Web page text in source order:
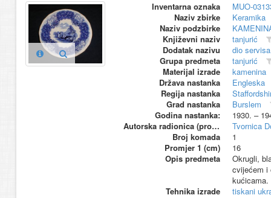
Inventarna oznaka
MUO-
Naziv zbirke
Keramika
Naziv podzbirke
Književni naziv
tanjurić
Dodatak nazivu
dio
Grupa predmeta
tanjurić
Materijal izrade
kamenina
Država nastanka
Engleska
Regija nastanka
Grad nastanka
Burslem
Godina nastanka:
1930. –
Autorska radionica (proizvođač)
Tvornica
Broj komada
1
Promjer 1 (cm)
16
Opis predmeta
Okrugli,
cvijećem i
kućicama.
Tehnika izrade
tiskani